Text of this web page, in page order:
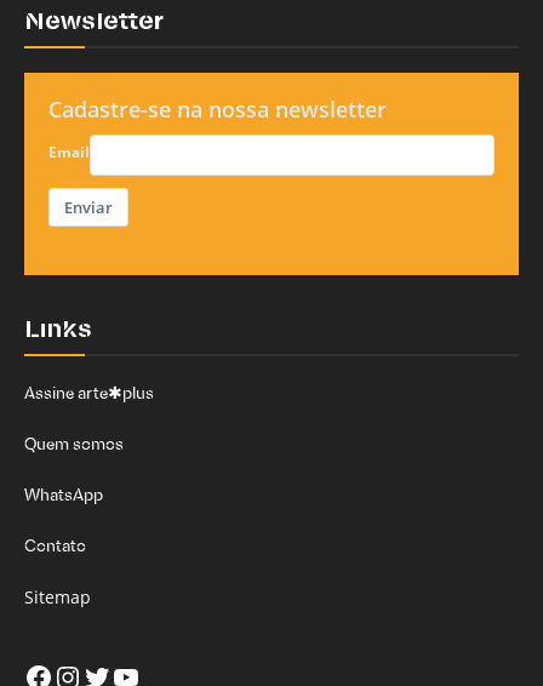
Newsletter
Cadastre-se na nossa newsletter
Email
Enviar
Links
Assine arte✱plus
Quem somos
WhatsApp
Contato
Sitemap
Facebook
Instagram
Twitter
Youtube